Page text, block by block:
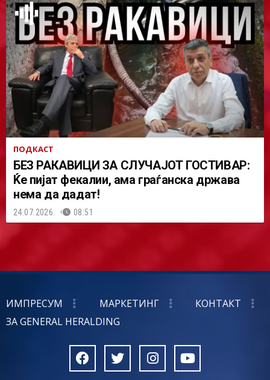
ПОДКАСТ
БЕЗ РАКАВИЦИ ЗА СЛУЧАЈОТ ГОСТИВАР:
Ќе пијат фекалии, ама граѓанска држава
нема да дадат!
24.07.2026. 08:51
ИМПРЕСУМ МАРКЕТИНГ
КОНТАКТ
ЗА GENERAL HERALDING